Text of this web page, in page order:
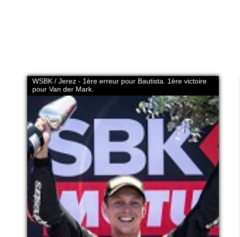
WSBK / Jerez - 1ère erreur pour Bautista. 1ère victoire
pour Van der Mark.